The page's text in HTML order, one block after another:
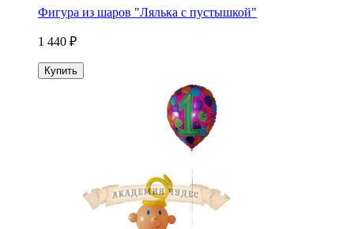
Фигура из шаров "Лялька с пустышкой"
1 440 ₽
Купить